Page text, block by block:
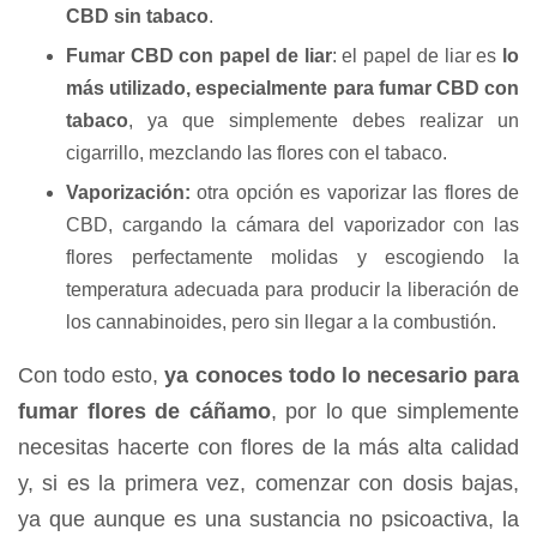
CBD sin tabaco.
Fumar CBD con papel de liar: el papel de liar es lo
más utilizado, especialmente para fumar CBD con
tabaco, ya que simplemente debes realizar un
cigarrillo, mezclando las flores con el tabaco.
Vaporización:otra opción es vaporizar las flores de
CBD, cargando la cámara del vaporizador con las
flores perfectamente molidas y escogiendo la
temperatura adecuada para producir la liberación de
los cannabinoides, pero sin llegar a la combustión.
Con todo esto,ya conoces todo lo necesario para
fumar flores de cáñamo, por lo que simplemente
necesitas hacerte con flores de la más alta calidad
y, si es la primera vez, comenzar con dosis bajas,
ya que aunque es una sustancia no psicoactiva, la